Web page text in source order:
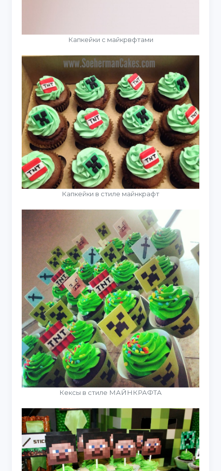
Капкейки с майкрвфтами
Капкейки в стиле майнкрафт
Кексы в стиле МАЙНКРАФТА